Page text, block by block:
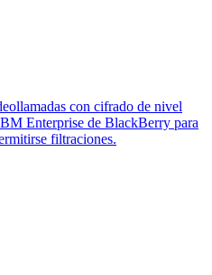
con cifrado de nivel
Enterprise de BlackBerry para
filtraciones.